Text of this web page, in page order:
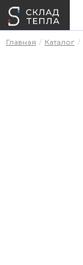
Главная Каталог